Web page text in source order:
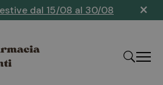
dal 15/08 al 30/08 ×